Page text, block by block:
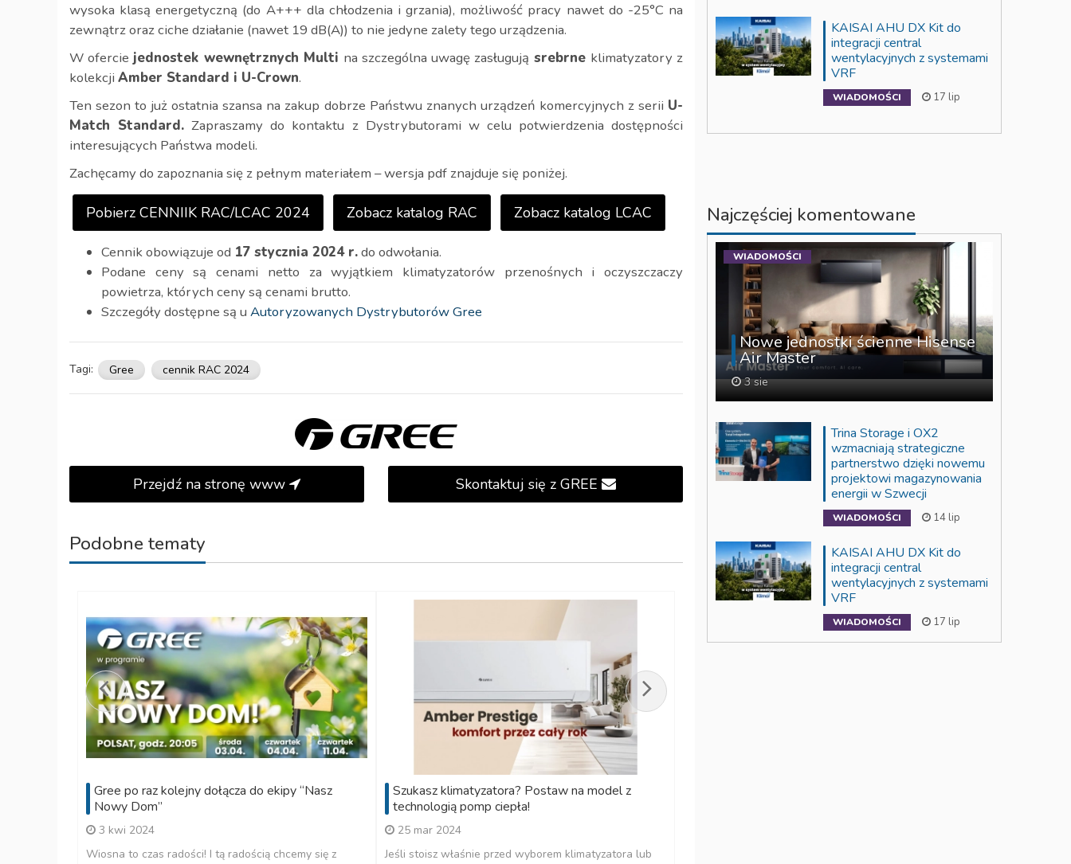
wysoka klasą energetyczną (do A+++ dla chłodzenia i grzania), możliwość pracy nawet do -25°C na
zewnątrz oraz ciche działanie (nawet 19 dB(A)) to nie jedyne zalety tego urządzenia.
W oferciejednostek wewnętrznych Multi na szczególna uwagę zasługują srebrne klimatyzatory z
kolekcji Amber Standard i U-Crown.
Ten sezon to już ostatnia szansa na zakup dobrze Państwu znanych urządzeń komercyjnych z serii U-
Match Standard. Zapraszamy do kontaktu z Dystrybutorami w celu potwierdzenia dostępności
interesujących Państwa modeli.
Zachęcamy do zapoznania się z pełnym materiałem – wersja pdf znajduje się poniżej.
Pobierz CENNIIK RAC/LCAC 2024 Zobacz katalog RAC Zobacz katalog LCAC
Cennik obowiązuje od 17 stycznia 2024 r.do odwołania.
Podane ceny są cenami netto za wyjątkiem klimatyzatorów przenośnych i oczyszczaczy
powietrza, których ceny są cenami brutto.
Szczegóły dostępne są u Autoryzowanych Dystrybutorów Gree
Tagi: Gree cennik RAC 2024
Przejdź na stronę www Skontaktuj się z GREE
Podobne tematy
Gree po raz kolejny dołącza do ekipy “Nasz
Nowy Dom”
3 kwi 2024
Wiosna to czas radości! I tą radością chcemy się z
Szukasz klimatyzatora? Postaw na model z
technologią pomp ciepła!
25 mar 2024
Jeśli stoisz właśnie przed wyborem klimatyzatora lub
KAISAI AHU DX Kit do
integracji central
wentylacyjnych z systemami
VRF
WIADOMOŚCI 17 lip
Najczęściej komentowane
Nowe jednostki ścienne Hisense
Air Master
3 sie
WIADOMOŚCI
Trina Storage i OX2
wzmacniają strategiczne
partnerstwo dzięki nowemu
projektowi magazynowania
energii w Szwecji
WIADOMOŚCI 14 lip
KAISAI AHU DX Kit do
integracji central
wentylacyjnych z systemami
VRF
WIADOMOŚCI 17 lip